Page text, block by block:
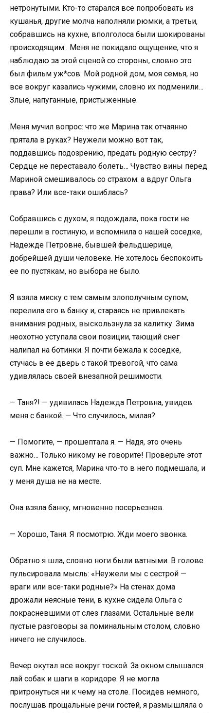
нетронутыми. Кто-то старался все попробовать из
кушанья, другие молча наполняли рюмки, а третьи,
собравшись на кухне, вполголоса были шокированы
происходящим . Меня не покидало ощущение, что я
наблюдаю за этой сценой со стороны, словно это
был фильм уж*сов. Мой родной дом, моя семья, но
все вокруг казались чужими, словно их подменили…
Злые, напуганные, пристыженные.
Меня мучил вопрос: что же Марина так отчаянно
прятала в руках? Неужели можно вот так,
поддавшись подозрению, предать родную сестру?
Сердце не переставало болеть… Чувство вины перед
Мариной смешивалось со страхом: а вдруг Ольга
права? Или все-таки ошиблась?
Собравшись с духом, я подождала, пока гости не
перешли в гостиную, и вспомнила о нашей соседке,
Надежде Петровне, бывшей фельдшерице,
добрейшей души человеке. Не хотелось беспокоить
ее по пустякам, но выбора не было.
Я взяла миску с тем самым злополучным супом,
перелила его в банку и, стараясь не привлекать
внимания родных, выскользнула за калитку. Зима
неохотно уступала свои позиции, тающий снег
налипал на ботинки. Я почти бежала к соседке,
стучась в ее дверь с такой тревогой, что сама
удивлялась своей внезапной решимости.
— Таня?! — удивилась Надежда Петровна, увидев
меня с банкой. — Что случилось, милая?
— Помогите, — прошептала я. — Надя, это очень
важно… Только никому не говорите! Проверьте этот
суп. Мне кажется, Марина что-то в него подмешала, и
у меня душа не на месте.
Она взяла банку, мгновенно посерьезнев.
— Хорошо, Таня. Я посмотрю. Жди моего звонка.
Обратно я шла, словно ноги были ватными. В голове
пульсировала мысль: «Неужели мы с сестрой —
враги или все-таки родные?» На стенах дома
дрожали неясные тени, в кухне сидела Ольга с
покрасневшими от слез глазами. Остальные вели
пустые разговоры за поминальным столом, словно
ничего не случилось.
Вечер окутал все вокруг тоской. За окном слышался
лай собак и шаги в коридоре. Я не могла
притронуться ни к чему на столе. Посидев немного,
послушав прощальные речи гостей, я размышляла о